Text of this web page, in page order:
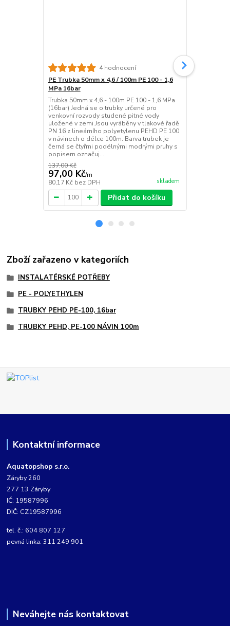
4 hodnocení
PE Trubka 50mm x 4,6 / 100m PE 100 - 1,6
MPa 16bar
Trubka 50mm x 4,6 - 100m PE 100 - 1,6 MPa
(16bar) Jedná se o trubky určené pro
venkovní rozvody studené pitné vody
uložené v zemi.Jsou vyráběny v tlakové řadě
PN 16 z lineárního polyetylenu PEHD PE 100
v návinech o délce 100m. Barva trubek je
černá se čtyřmi podélnými modrými pruhy s
popisem označuj...
137,00 Kč
97,00 Kč/m
80,17 Kč bez DPH skladem
Přidat do košíku
Zboží zařazeno v kategoriích
INSTALATÉRSKÉ POTŘEBY
PE - POLYETHYLEN
TRUBKY PEHD PE-100, 16bar
TRUBKY PEHD, PE-100 NÁVIN 100m
Kontaktní informace
Aquatopshop s.r.o.
Záryby 260
277 13 Záryby
IČ: 19587996
DIČ: CZ19587996
tel. č.: 604 807 127
pevná linka: 311 249 901
Neváhejte nás kontaktovat